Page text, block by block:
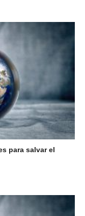
para salvar el